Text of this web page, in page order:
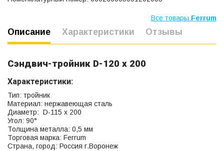
Все товары Ferrum
Описание Характеристики Отзывы
Сэндвич-тройник D-120 x 200
Характеристики:
Тип: тройник
Материал: нержавеющая сталь
Диаметр: D-115 x 200
Угол: 90°
Толщина металла: 0,5 мм
Торговая марка: Ferrum
Страна, город: Россия г.Воронеж